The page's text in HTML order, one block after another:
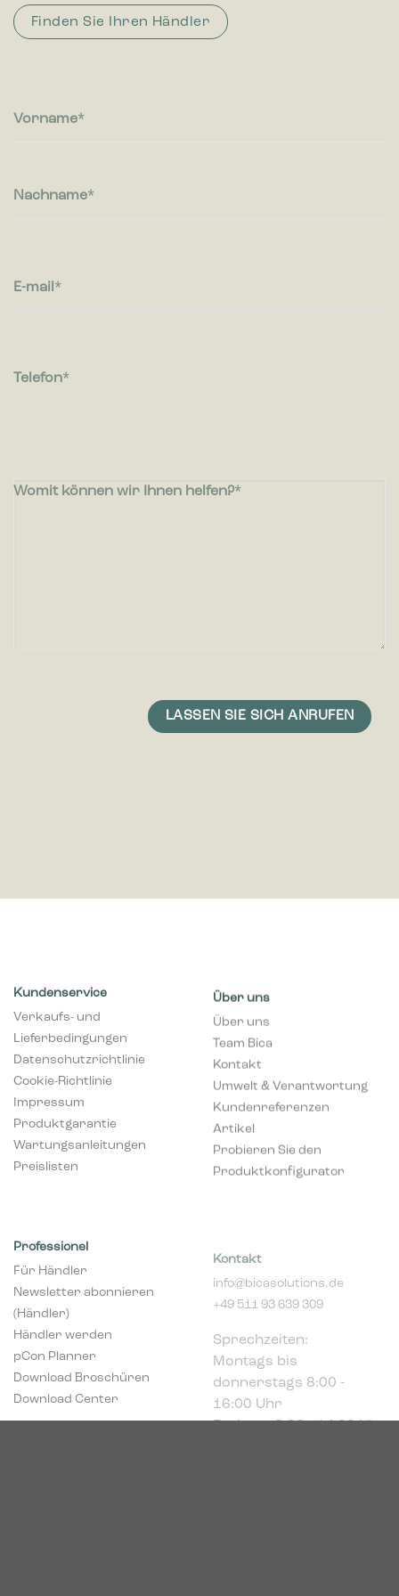
Sprache oder die Region in der Sie sich befinden.
Webseiten zu folgen. Die Absicht ist, Anzeigen zu zeigen, die
Finden Sie Ihren Händler
Vorname
Nachname
E-mail
Telefon
Womit können wir Ihnen helfen?
Kundenservice
Verkaufs- und
Lieferbedingungen
Datenschutzrichtlinie
Cookie-Richtlinie
Impressum
Produktgarantie
Wartungsanleitungen
Preislisten
Über uns
Über uns
Team Bica
Kontakt
Umwelt & Verantwortung
Kundenreferenzen
Artikel
Probieren Sie den
Produktkonfigurator
+49 511 93 639 309
Montags bis
donnerstags 8:00 -
16:00 Uhr
Freitags 8:00 - 14:00 Uhr